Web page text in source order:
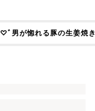
♡ﾞ男が惚れる豚の生姜焼